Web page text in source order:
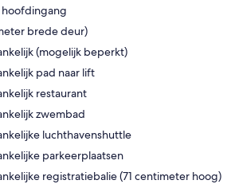
brede deur)
(mogelijk beperkt)
pad naar lift
restaurant
zwembad
luchthavenshuttle
parkeerplaatsen
registratiebalie (71 centimeter hoog)